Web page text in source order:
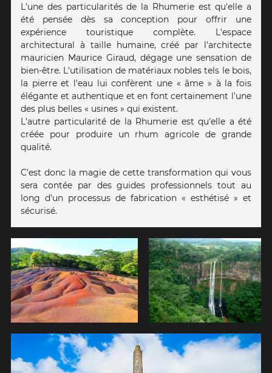
L'une des particularités de la Rhumerie est qu'elle a
été pensée dès sa conception pour offrir une
expérience touristique complète. L'espace
architectural à taille humaine, créé par l'architecte
mauricien Maurice Giraud, dégage une sensation de
bien-être. L'utilisation de matériaux nobles tels le bois,
la pierre et l'eau lui confèrent une « âme » à la fois
élégante et authentique et en font certainement l'une
des plus belles « usines » qui existent.
L'autre particularité de la Rhumerie est qu'elle a été
créée pour produire un rhum agricole de grande
qualité.
C'est donc la magie de cette transformation qui vous
sera contée par des guides professionnels tout au
long d'un processus de fabrication « esthétisé » et
sécurisé.